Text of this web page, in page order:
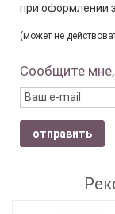
при оформлении
(может не
Сообщите мне,
отправить